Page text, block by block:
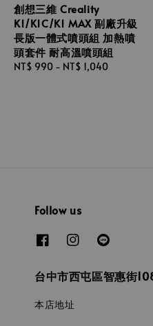
創想三維 Creality
K1/K1C/K1 MAX 副廠升級
長版一體式噴頭組 加熱噴
頭套件 耐高溫噴頭組
Regular
NT$ 990 - NT$ 1,040
Follow us
台中市西屯區智惠街
本店地址